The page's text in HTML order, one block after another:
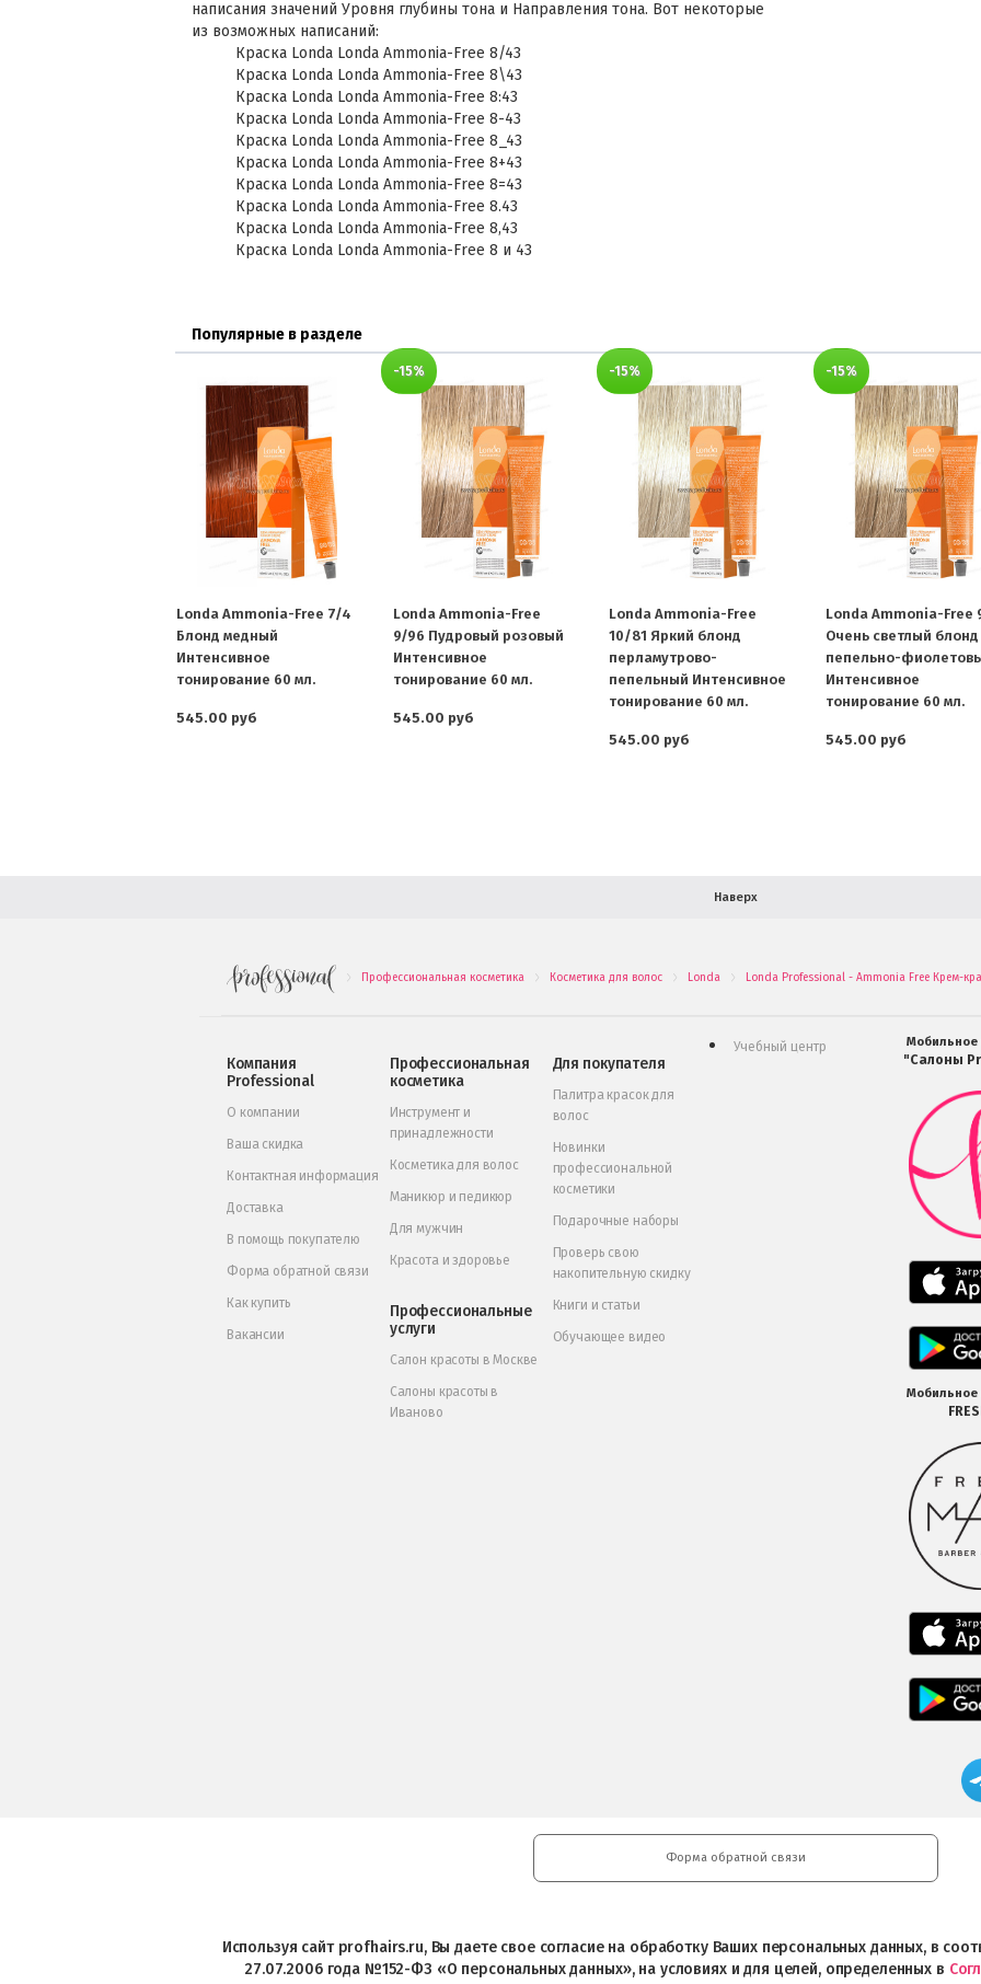
написания значений Уровня глубины тона и Направления тона. Вот некоторые
из возможных написаний:
Краска Londa Londa Ammonia-Free 8/43
Краска Londa Londa Ammonia-Free 8\43
Краска Londa Londa Ammonia-Free 8:43
Краска Londa Londa Ammonia-Free 8-43
Краска Londa Londa Ammonia-Free 8_43
Краска Londa Londa Ammonia-Free 8+43
Краска Londa Londa Ammonia-Free 8=43
Краска Londa Londa Ammonia-Free 8.43
Краска Londa Londa Ammonia-Free 8,43
Краска Londa Londa Ammonia-Free 8 и 43
Популярные в разделе
Londa Ammonia-Free 7/4
Блонд медный
Интенсивное
тонирование 60 мл.
545.00 руб
-15%
Londa Ammonia-Free
9/96 Пудровый розовый
Интенсивное
тонирование 60 мл.
545.00 руб
-15%
Londa Ammonia-Free
10/81 Яркий блонд
перламутрово-
пепельный Интенсивное
тонирование 60 мл.
545.00 руб
-15%
Londa Ammonia-Free
Очень светлый блонд
пепельно-
Интенсивное
тонирование 60 мл.
545.00 руб
Наверх
Профессиональная косметика Косметика для волос Londa Londa Professional - Ammonia Free Крем-
Компания
Professional
О компании
Ваша скидка
Контактная информация
Доставка
В помощь покупателю
Форма обратной связи
Как купить
Вакансии
Профессиональная
косметика
Инструмент и
принадлежности
Косметика для волос
Маникюр и педикюр
Для мужчин
Красота и здоровье
Профессиональные
услуги
Салон красоты в Москве
Салоны красоты в
Иваново
Для покупателя
Палитра красок для
волос
Новинки
профессиональной
косметики
Подарочные наборы
Проверь свою
накопительную скидку
Книги и статьи
Обучающее видео
Учебный центр Мобильное
"Салоны
Мобильное
Форма обратной связи
Используя сайт profhairs.ru, Вы даете свое согласие на обработку Ваших персональных данных, в
27.07.2006 года №152-ФЗ «О персональных данных», на условиях и для целей, определенных в